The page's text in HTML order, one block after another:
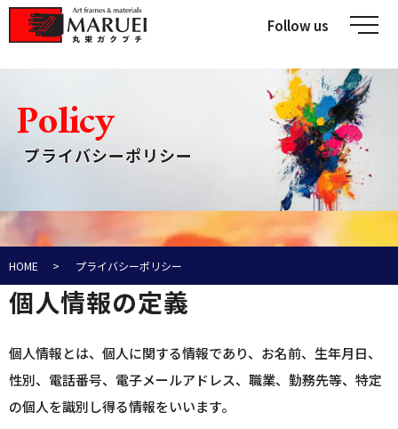
Follow us メ
Policy
プライバシーポリシー
HOME プライバシーポリシー
個人情報の定義
個人情報とは、個人に関する情報であり、お名前、生年月日、
性別、電話番号、電子メールアドレス、職業、勤務先等、特定
の個人を識別し得る情報をいいます。